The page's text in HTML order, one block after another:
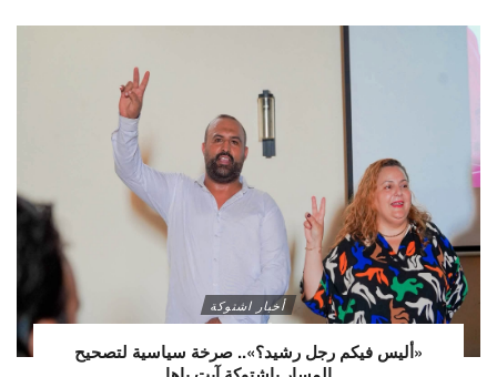
أخبار اشتوكة
«أليس فيكم رجل رشيد؟».. صرخة سياسية لتصحيح